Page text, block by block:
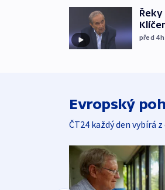
před 4
Evropský
ČT24 každý den vybírá